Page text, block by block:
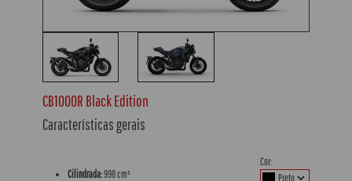
CB1000R Black Edition
Características gerais
Cilindrada:998 cm³
Cor: